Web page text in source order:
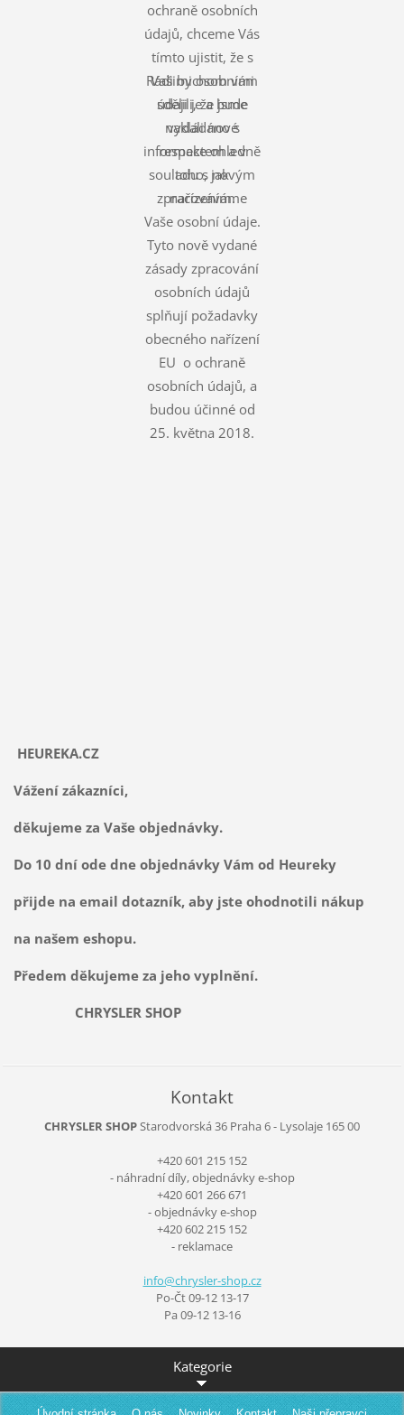
ochraně osobních
údajů, chceme Vás
tímto ujistit, že s
Vašimi osobními
údaji je a bude
nakládáno s
respektem a v
souladu s novým
nařízením.
Rádi bychom vám
sdělili, že jsme
vydali nové
informace ohledně
toho, jak
zpracováváme
Vaše osobní údaje.
Tyto nově vydané
zásady zpracování
osobních údajů
splňují požadavky
obecného nařízení
EU o ochraně
osobních údajů, a
budou účinné od
25. května 2018.
HEUREKA.CZ
Vážení zákazníci,
děkujeme za Vaše objednávky.
Do 10 dní ode dne objednávky Vám od Heureky
přijde na email dotazník, aby jste ohodnotili nákup
na našem eshopu.
Předem děkujeme za jeho vyplnění.
CHRYSLER SHOP
Kontakt
CHRYSLER SHOPStarodvorská 36 Praha 6 - Lysolaje 165 00
+420 601 215 152
- náhradní díly, objednávky e-shop
+420 601 266 671
- objednávky e-shop
+420 602 215 152
- reklamace
info@chrysler-shop.cz
Po-Čt 09-12 13-17
Pa 09-12 13-16
Kategorie